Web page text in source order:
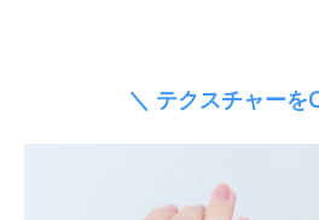
＼ テクスチャーを